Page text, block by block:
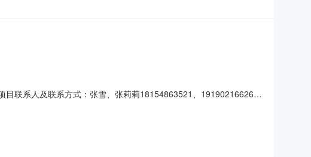
联系人及联系方式：张雪、张莉莉18154863521、19190216626报
主机更新维护核心参数要求:商